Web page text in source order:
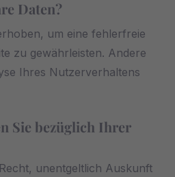
Daten?
um eine fehlerfreie
zu gewährleisten. Andere
Ihres Nutzerverhaltens
Sie bezüglich Ihrer
unentgeltlich Auskunft